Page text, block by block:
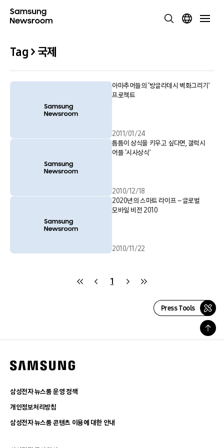
Tag > 국제
아마추어들의 ‘방글라데시 벽화그리기’
프로젝트
2011/01/24
틈틈이 상식을 키우고 싶다면, 갤럭시
어플 ‘시사상식’
2010/12/18
2020년의 스마트 라이프 – 글로벌
모바일 비전 2010
2010/11/22
1
Press Tools
삼성전자 뉴스룸 운영 정책
개인정보처리방침
삼성전자 뉴스룸 콘텐츠 이용에 대한 안내